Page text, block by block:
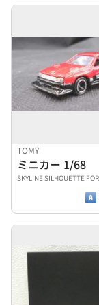
TOMY
ミニカー 1/68
SKYLINE SILHOUETTE